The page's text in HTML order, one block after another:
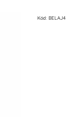
Kód: BELAJ4